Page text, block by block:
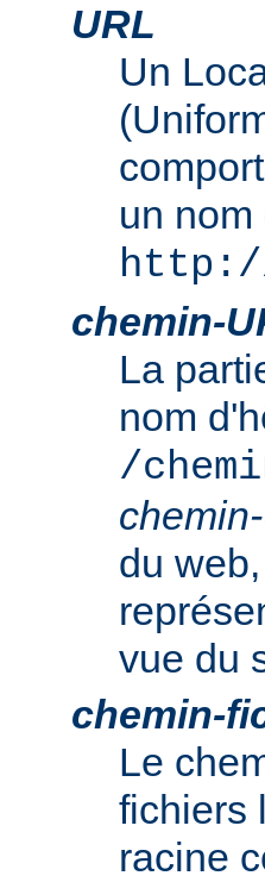
URL
Un
un
http://
chemin-
La
nom
/
du
vue du
chemin-
Le
fichiers
racine